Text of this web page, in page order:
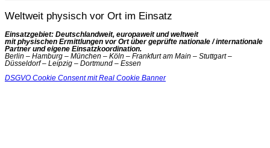
Weltweit physisch vor Ort im Einsatz
Einsatzgebiet: Deutschlandweit, europaweit und weltweit
mit physischen Ermittlungen vor Ort über geprüfte nationale / internationale
Partner und eigene Einsatzkoordination.
Berlin – Hamburg – München – Köln – Frankfurt am Main – Stuttgart –
Düsseldorf – Leipzig – Dortmund – Essen
DSGVO Cookie Consent mit Real Cookie Banner